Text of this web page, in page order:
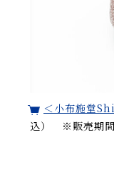
＜小布施堂
込） ※販売期間